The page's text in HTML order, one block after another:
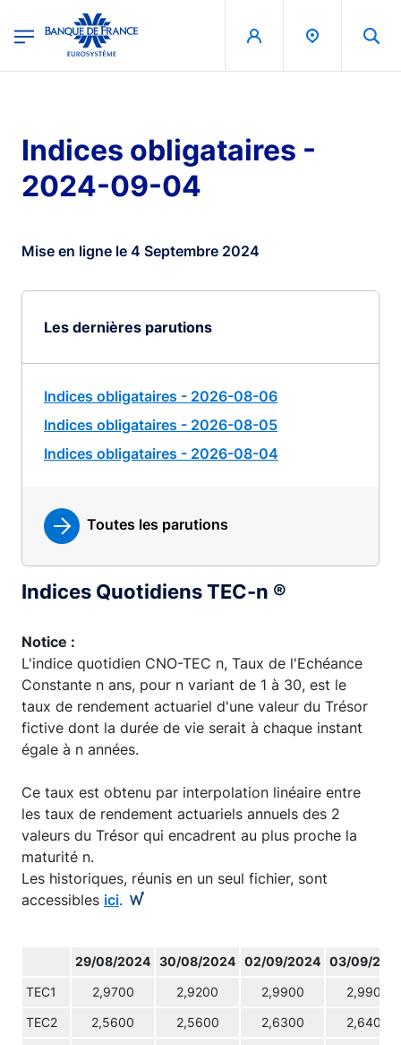
Banque de France - Menu Principal
Indices obligataires -
2024-09-04
Mise en ligne le 4 Septembre 2024
Les dernières parutions
Indices obligataires - 2026-08-06
Indices obligataires - 2026-08-05
Indices obligataires - 2026-08-04
Toutes les parutions
Indices Quotidiens TEC-n ®
Notice :
L'indice quotidien CNO-TEC n, Taux de l'Echéance
Constante n ans, pour n variant de 1 à 30, est le
taux de rendement actuariel d'une valeur du Trésor
fictive dont la durée de vie serait à chaque instant
égale à n années.
Ce taux est obtenu par interpolation linéaire entre
les taux de rendement actuariels annuels des 2
valeurs du Trésor qui encadrent au plus proche la
maturité n.
Les historiques, réunis en un seul fichier, sont
accessibles ici.
29/08/2024 30/08/2024 02/09/2024 03/09/
TEC1 2,9700 2,9200 2,9900 2,9900
TEC2 2,5600 2,5600 2,6300 2,6400